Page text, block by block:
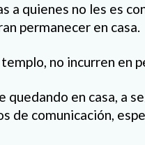
a quienes no les es
permanecer en casa.
no incurren en
quedando en casa, a
de comunicación,